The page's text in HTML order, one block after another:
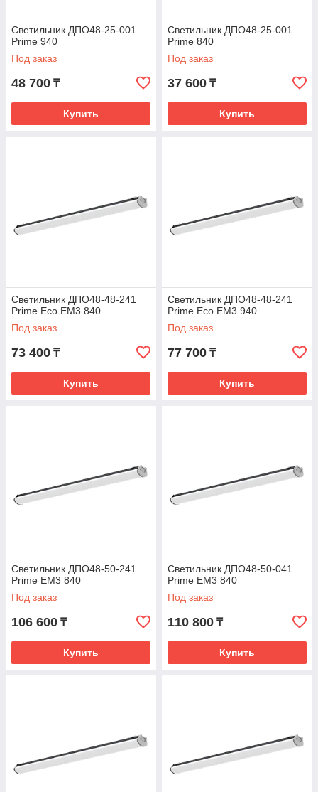
Светильник ДПО48-25-001
Prime 940
Под заказ
48 700 ₸
Купить
Светильник ДПО48-25-001
Prime 840
Под заказ
37 600 ₸
Купить
Светильник ДПО48-48-241
Prime Eco EM3 840
Под заказ
73 400 ₸
Купить
Светильник ДПО48-48-241
Prime Eco EM3 940
Под заказ
77 700 ₸
Купить
Светильник ДПО48-50-241
Prime EM3 840
Под заказ
106 600 ₸
Купить
Светильник ДПО48-50-041
Prime ЕМ3 840
Под заказ
110 800 ₸
Купить